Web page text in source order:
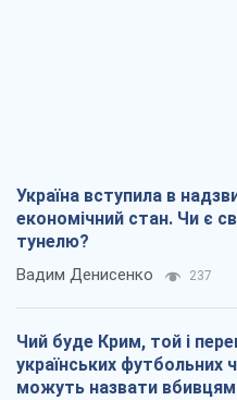
Україна вступила в
економічний стан. Чи є
тунелю?
Вадим Денисенко 237
Чий буде Крим, той і
українських футбольних
можуть назвати